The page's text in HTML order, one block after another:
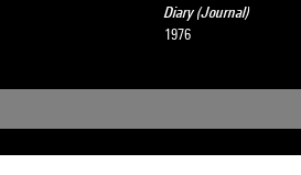
Diary (Journal)
1976